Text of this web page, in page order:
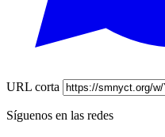
URL corta
Síguenos en las redes